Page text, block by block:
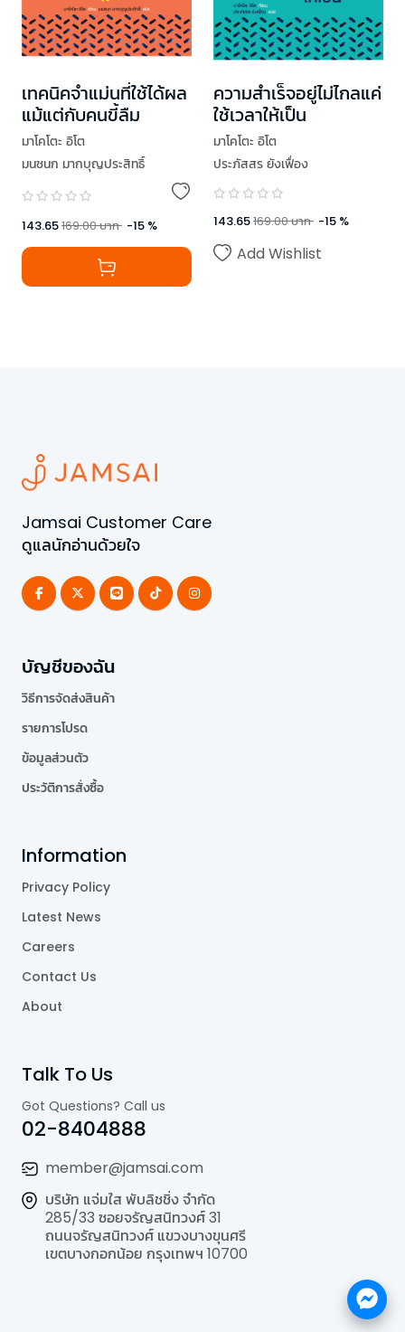
เทคนิคจำแม่นที่ใช้ได้ผล
แม้แต่กับคนขี้ลืม
มาโคโตะ อิโต
มนชนก มากบุญประสิทธิ์
143.65169.00บาท -15 %
ความสำเร็จอยู่ไม่ไกลแค่
ใช้เวลาให้เป็น
มาโคโตะ อิโต
ประภัสสร ยังเฟื่อง
143.65169.00บาท -15 %
Add Wishlist
Jamsai Customer Care
ดูแลนักอ่านด้วยใจ
บัญชีของฉัน
วิธีการจัดส่งสินค้า
รายการโปรด
ข้อมูลส่วนตัว
ประวัติการสั่งซื้อ
Information
Privacy Policy
Latest News
Careers
Contact Us
About
Talk To Us
Got Questions? Call us
02-8404888
member@jamsai.com
บริษัท แจ่มใส พับลิชชิ่ง จำกัด
285/33 ซอยจรัญสนิทวงศ์ 31
ถนนจรัญสนิทวงศ์ แขวงบางขุนศรี
เขตบางกอกน้อย กรุงเทพฯ 10700